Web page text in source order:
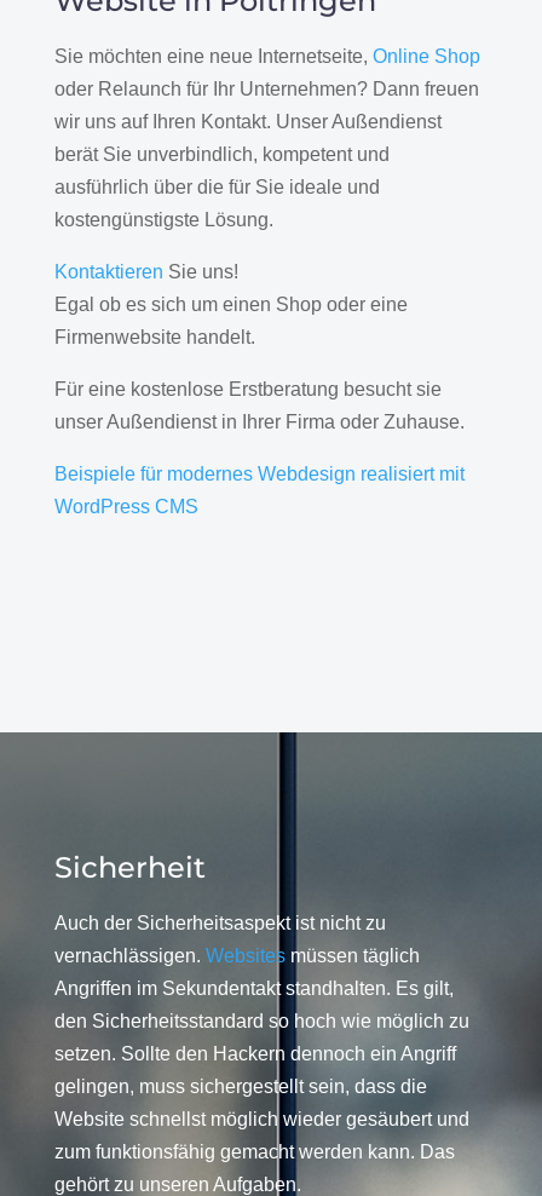
Sie möchten eine neue Internetseite, Online Shop
oder Relaunch für Ihr Unternehmen? Dann freuen
wir uns auf Ihren Kontakt. Unser Außendienst
berät Sie unverbindlich, kompetent und
ausführlich über die für Sie ideale und
kostengünstigste Lösung.
Kontaktieren Sie uns!
Egal ob es sich um einen Shop oder eine
Firmenwebsite handelt.
Für eine kostenlose Erstberatung besucht sie
unser Außendienst in Ihrer Firma oder Zuhause.
Beispiele für modernes Webdesign realisiert mit
WordPress CMS
Sicherheit
Auch der Sicherheitsaspekt ist nicht zu
vernachlässigen. Websitesmüssen täglich
Angriffen im Sekundentakt standhalten. Es gilt,
den Sicherheitsstandard so hoch wie möglich zu
setzen. Sollte den Hackern dennoch ein Angriff
gelingen, muss sichergestellt sein, dass die
Website schnellst möglich wieder gesäubert und
zum funktionsfähig gemacht werden kann. Das
gehört zu unseren Aufgaben.